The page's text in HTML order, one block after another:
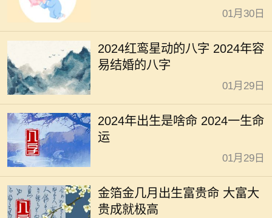
01月30日
2024红鸾星动的八字 2024年容
易结婚的八字
01月29日
2024年出生是啥命 2024一生命
运
01月29日
金箔金几月出生富贵命 大富大
贵成就极高